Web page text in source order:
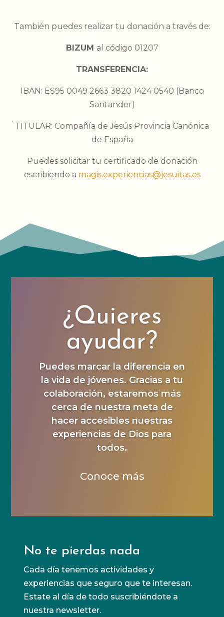
También puedes realizar tu donación a través de:
BIZUM al código 01207
TRANSFERENCIA:
IBAN: ES95 0049 2663 3820 1424 0540 (Banco
Santander)
TITULAR: Compañía de Jesús Provincia Canónica
de España
Puedes solicitar tu certificado de donación
escribiendo a magis.experiencias@jesuitas.es
¿Quieres
ayudar?
Puedes marcar la diferencia en
la vida de jóvenes. Gracias a tu
colaboración, estaremos más
cerca de nuestra meta de
hacer accesibles nuestras
experiencias de Dios para
todos.
Conoce más
No te pierdas nada
Cada día tenemos actividades y
experiencias que seguro que te interesan.
Estate al día de todo suscribiéndote a
nuestra newsletter.